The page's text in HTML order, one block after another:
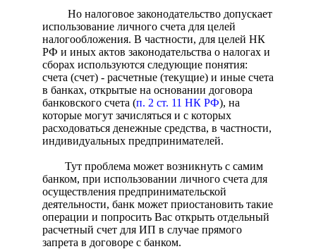
Но налоговое законодательство допускает
использование личного счета для целей
налогообложения. В частности, для целей НК
РФ и иных актов законодательства о налогах и
сборах используются следующие понятия:
счета (счет) - расчетные (текущие) и иные счета
в банках, открытые на основании договора
банковского счета (п. 2 ст. 11 НК РФ), на
которые могут зачисляться и с которых
расходоваться денежные средства, в частности,
индивидуальных предпринимателей.
Тут проблема может возникнуть с самим
банком, при использовании личного счета для
осуществления предпринимательской
деятельности, банк может приостановить такие
операции и попросить Вас открыть отдельный
расчетный счет для ИП в случае прямого
запрета в договоре с банком.